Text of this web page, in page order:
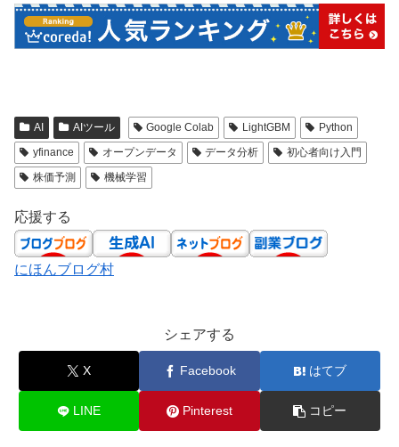
AI AIツール Google Colab LightGBM
Python
yfinance
オープンデータ データ分析
初心者向け入門
株価予測
機械学習
応援する
にほんブログ村
シェアする
X Facebook はてブ
LINE Pinterest コピー